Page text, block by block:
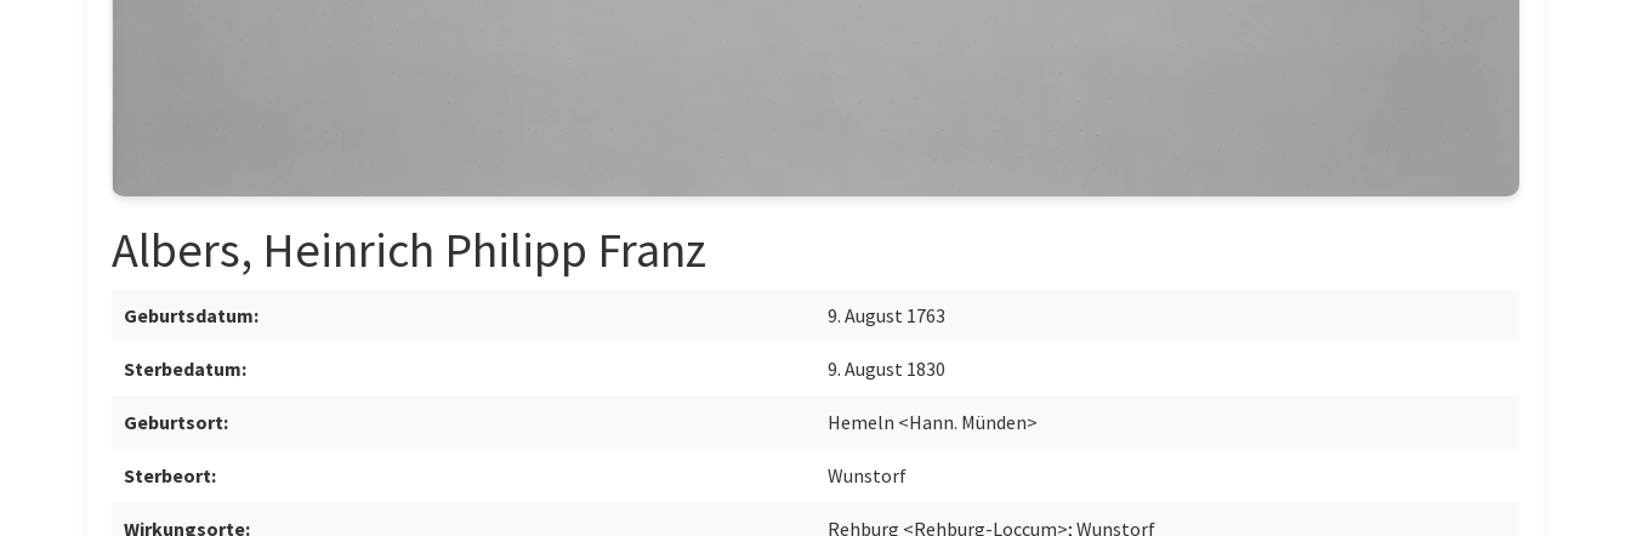
Albers, Heinrich Philipp Franz
Geburtsdatum: 9. August 1763
Sterbedatum: 9. August 1830
Geburtsort: Hemeln <Hann. Münden>
Sterbeort: Wunstorf
Wirkungsorte: Rehburg <Rehburg-Loccum>; Wunstorf